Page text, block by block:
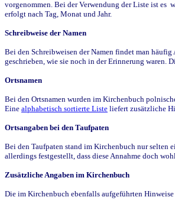
vorgenommen. Bei der Verwendung der Liste ist es
erfolgt nach Tag, Monat und Jahr.
Schreibweise der Namen
Bei den Schreibweisen der Namen findet man
geschrieben, wie sie noch in der Erinnerung waren.
Ortsnamen
Bei den Ortsnamen wurden im Kirchenbuch
Eine alphabetisch sortierte Liste liefert zusätzliche
Ortsangaben bei den Taufpaten
Bei den Taufpaten stand im Kirchenbuch nur selten
allerdings festgestellt, dass diese Annahme doch
Zusätzliche Angaben im Kirchenbuch
Die im Kirchenbuch ebenfalls aufgeführten